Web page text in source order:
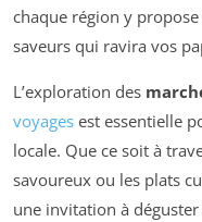
chaque région y
saveurs qui ravira vos
L’exploration des
voyages est essentielle
locale. Que ce soit à
savoureux ou les plats
une invitation à déguster